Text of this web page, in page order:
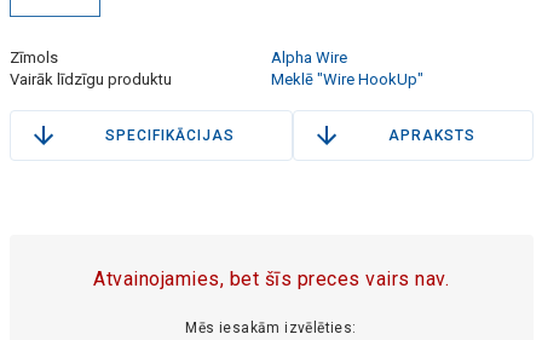
Zīmols
Alpha Wire
Vairāk līdzīgu produktu
Meklē "Wire HookUp"
SPECIFIKĀCIJAS APRAKSTS
Atvainojamies, bet šīs preces vairs nav.
Mēs iesakām izvēlēties: